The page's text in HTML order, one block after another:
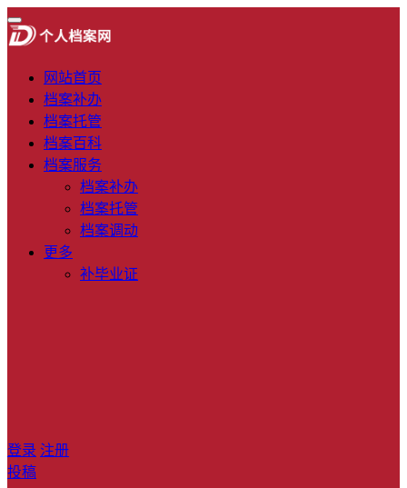
网站首页
档案补办
档案托管
档案百科
档案服务
档案补办
档案托管
档案调动
更多
补毕业证
登录 注册
投稿